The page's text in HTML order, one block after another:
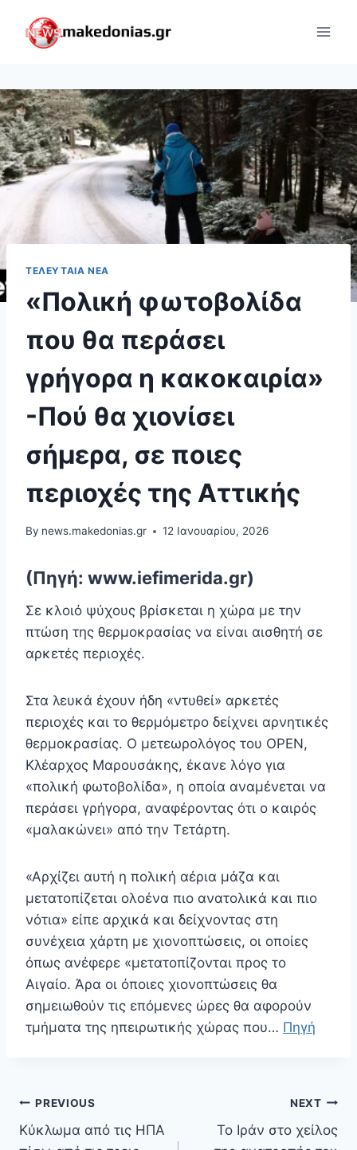
content
ΤΕΛΕΥΤΑΊΑ ΝΈΑ
«Πολική φωτοβολίδα
που θα περάσει
γρήγορα η κακοκαιρία»
-Πού θα χιονίσει
σήμερα, σε ποιες
περιοχές της Αττικής
By news.makedonias.gr 12 Ιανουαρίου, 2026
(Πηγή: www.iefimerida.gr)
Σε κλοιό ψύχους βρίσκεται η χώρα με την
πτώση της θερμοκρασίας να είναι αισθητή σε
αρκετές περιοχές.
Στα λευκά έχουν ήδη «ντυθεί» αρκετές
περιοχές και το θερμόμετρο δείχνει αρνητικές
θερμοκρασίας. Ο μετεωρολόγος του OPEN,
Κλέαρχος Μαρουσάκης, έκανε λόγο για
«πολική φωτοβολίδα», η οποία αναμένεται να
περάσει γρήγορα, αναφέροντας ότι ο καιρός
«μαλακώνει» από την Τετάρτη.
«Αρχίζει αυτή η πολική αέρια μάζα και
μετατοπίζεται ολοένα πιο ανατολικά και πιο
νότια» είπε αρχικά και δείχνοντας στη
συνέχεια χάρτη με χιονοπτώσεις, οι οποίες
όπως ανέφερε «μετατοπίζονται προς το
Αιγαίο. Άρα οι όποιες χιονοπτώσεις θα
σημειωθούν τις επόμενες ώρες θα αφορούν
τμήματα της ηπειρωτικής χώρας που… Πηγή
Πλοήγηση
άρθρων
PREVIOUS
Κύκλωμα από τις ΗΠΑ
NEXT
Το Ιράν στο χείλος